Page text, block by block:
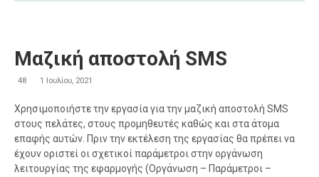
Μαζική αποστολή SMS
48 1 Ιουλίου, 2021
Χρησιμοποιήστε την εργασία για την μαζική αποστολή SMS
στους πελάτες, στους προμηθευτές καθώς και στα άτομα
επαφής αυτών. Πριν την εκτέλεση της εργασίας θα πρέπει να
έχουν οριστεί οι σχετικοί παράμετροι στην οργάνωση
λειτουργίας της εφαρμογής (Οργάνωση – Παράμετροι –